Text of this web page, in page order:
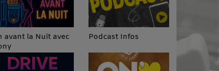
avant la Nuit avec
Podcast Infos